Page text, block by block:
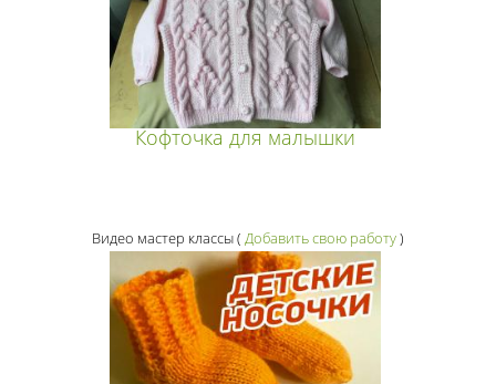
Кофточка для малышки
Видео мастер классы( Добавить свою работу)